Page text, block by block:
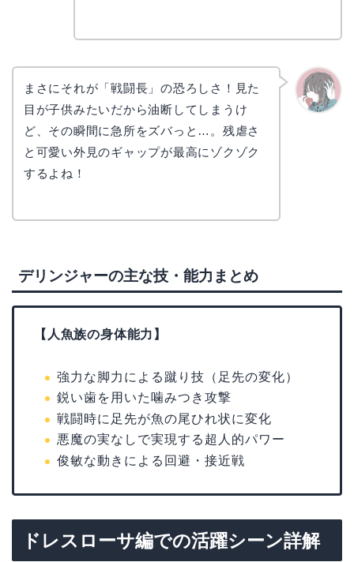
まさにそれが「戦闘長」の恐ろしさ！見た
目が子供みたいだから油断してしまうけ
ど、その瞬間に急所をズバっと…。残虐さ
と可愛い外見のギャップが最高にゾクゾク
するよね！
デリンジャーの主な技・能力まとめ
【人魚族の身体能力】
強力な脚力による蹴り技（足先の変化）
鋭い歯を用いた噛みつき攻撃
戦闘時に足先が魚の尾ひれ状に変化
悪魔の実なしで実現する超人的パワー
俊敏な動きによる回避・接近戦
ドレスローサ編での活躍シーン詳解